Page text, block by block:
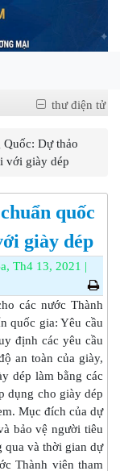
thư điện tử
Dự thảo
với giày dép
quốc
giày dép
Th4 13, 2021 |
các nước Thành
quốc gia: Yêu cầu
định các yêu cầu
an toàn của giày,
dép làm bằng các
dụng cho giày dép
Mục đích của dự
bảo vệ người tiêu
qua và thời gian dự
Thành viên tham